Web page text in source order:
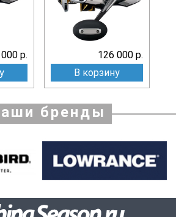
р.
126 000 р.
В корзину
бренды